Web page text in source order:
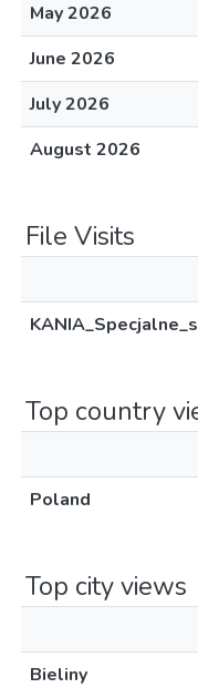
May 2026
June 2026
July 2026
August 2026
File Visits
Top country
Poland
Top city views
Bieliny